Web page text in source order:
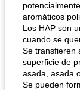
mochi fácil
aromáticos
Los HAP son
cuando se
Se transfieren
superficie de
asada, asada
Se pueden